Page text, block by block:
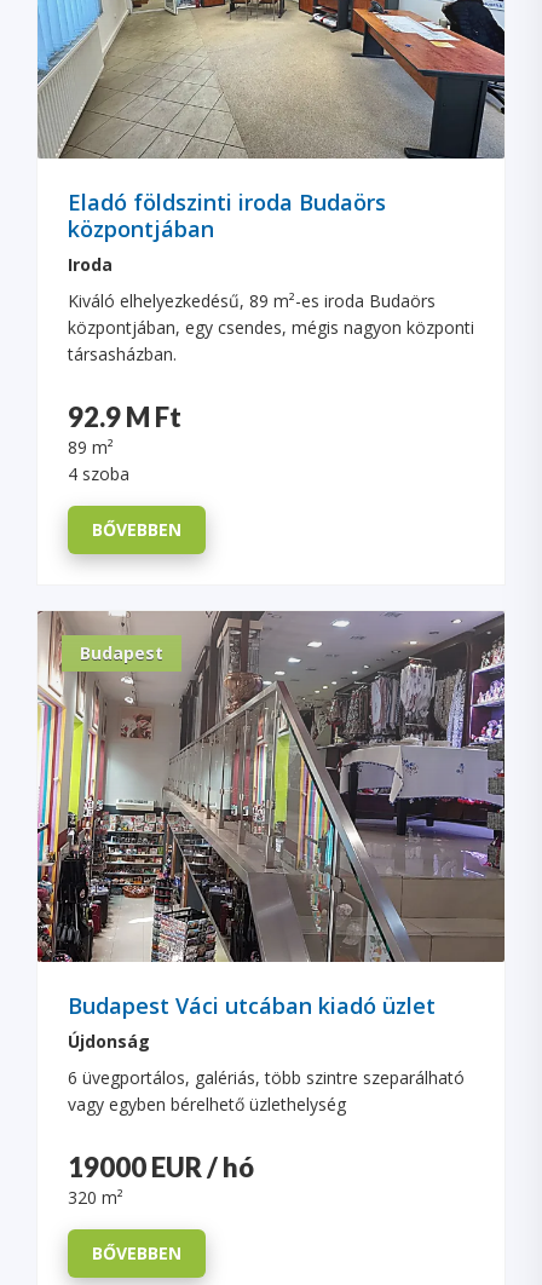
Eladó földszinti iroda Budaörs
központjában
Iroda
Kiváló elhelyezkedésű, 89 m²-es iroda Budaörs
központjában, egy csendes, mégis nagyon központi
társasházban.
92.9 M Ft
89 m²
4 szoba
BŐVEBBEN
Budapest
Budapest Váci utcában kiadó üzlet
Újdonság
6 üvegportálos, galériás, több szintre szeparálható
vagy egyben bérelhető üzlethelység
19000 EUR / hó
320 m²
BŐVEBBEN